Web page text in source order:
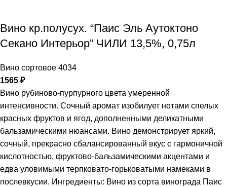
Вино кр.полусух. “Паис Эль Аутоктоно
Секано Интерьор” ЧИЛИ 13,5%, 0,75л
Вино сортовое 4034
1565 ₽
Вино рубиново-пурпурного цвета умеренной
интенсивности. Сочный аромат изобилует нотами спелых
красных фруктов и ягод, дополненными деликатными
бальзамическими нюансами. Вино демонстрирует яркий,
сочный, прекрасно сбалансированный вкус с гармоничной
кислотностью, фруктово-бальзамическими акцентами и
едва уловимыми терпковато-горьковатыми намеками в
послевкусии. Ингредиенты: Вино из сорта винограда Паис